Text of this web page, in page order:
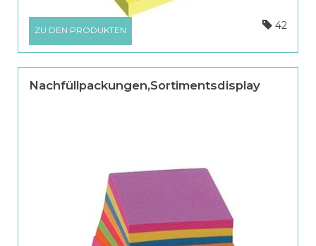
ZU DEN PRODUKTEN 42
Nachfüllpackungen,Sortimentsdisplay